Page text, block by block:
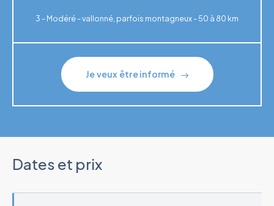
3 - Modéré - vallonné, parfois montagneux - 50 à 80 km
Je veux être informé
Dates et prix